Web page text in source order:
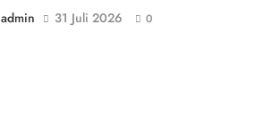
admin
31 Juli 2026 0